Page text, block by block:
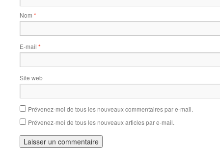
Nom *
E-mail *
Site web
Prévenez-moi de tous les nouveaux commentaires par e-mail.
Prévenez-moi de tous les nouveaux articles par e-mail.